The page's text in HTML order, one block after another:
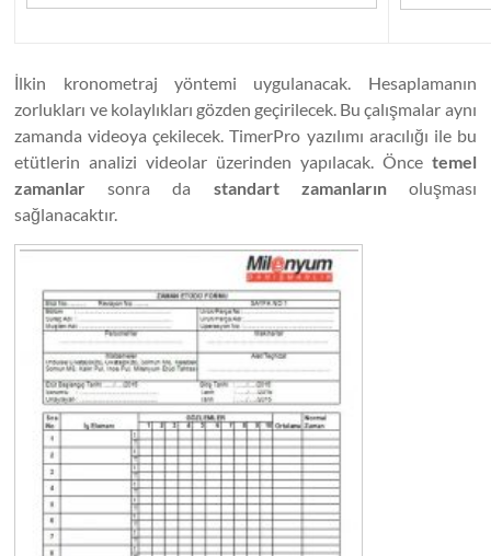
İlkin kronometraj yöntemi uygulanacak. Hesaplamanın
zorlukları ve kolaylıkları gözden geçirilecek. Bu çalışmalar aynı
zamanda videoya çekilecek. TimerPro yazılımı aracılığı ile bu
etütlerin analizi videolar üzerinden yapılacak. Önce temel
zamanlar sonra da standart zamanlarınoluşması
sağlanacaktır.